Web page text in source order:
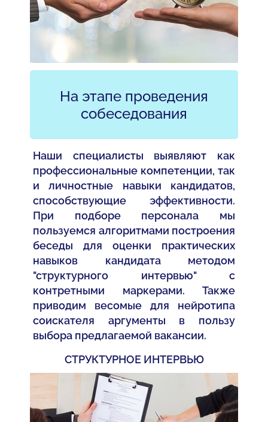
На этапе проведения
собеседования
Наши специалисты выявляют как
профессиональные компетенции, так
и личностные навыки кандидатов,
способствующие эффективности.
При подборе персонала мы
пользуемся алгоритмами построения
беседы для оценки практических
навыков кандидата методом
"структурного интервью" с
контретными маркерами. Также
приводим весомые для нейротипа
соискателя аргументы в пользу
выбора предлагаемой вакансии.
СТРУКТУРНОЕ ИНТЕРВЬЮ